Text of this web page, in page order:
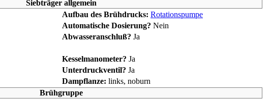
Siebträger allgemein
Aufbau des Brühdrucks: Rotationspumpe
Automatische Dosierung? Nein
Abwasseranschluß? Ja
Kesselmanometer? Ja
Unterdruckventil? Ja
Dampflanze: links, noburn
Brühgruppe